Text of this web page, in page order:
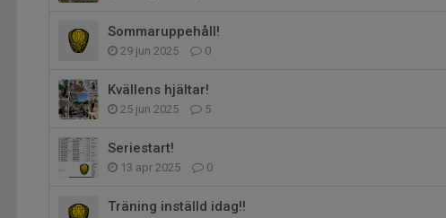
Sommaruppehåll!
29 jun 2025 0
Kvällens hjältar!
25 jun 2025 5
Seriestart!
13 apr 2025 0
Träning inställd idag!!